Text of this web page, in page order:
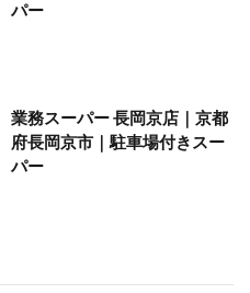
パー
業務スーパー 長岡京店｜京都
府長岡京市｜駐車場付きスー
パー